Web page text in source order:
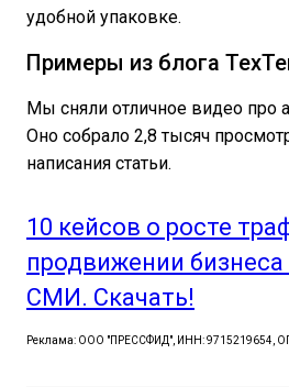
удобной упаковке.
Примеры из блога
Мы сняли отличное видео про
Оно собрало 2,8 тысяч
написания статьи.
10 кейсов о росте
продвижении
СМИ. Скачать!
Реклама: ООО "ПРЕССФИД", ИНН: 9715219654,